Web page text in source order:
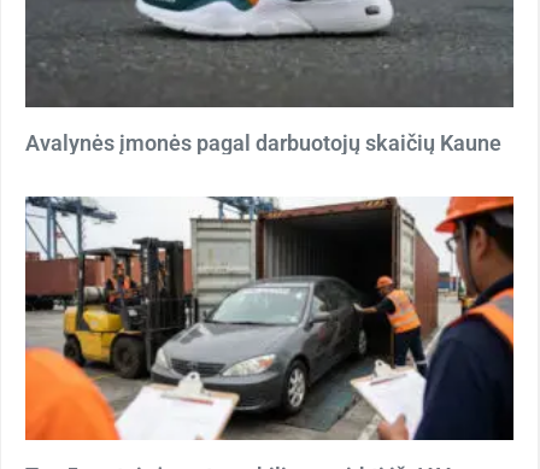
Avalynės įmonės pagal darbuotojų skaičių Kaune